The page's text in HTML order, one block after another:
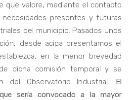
que valore, mediante el contacto
presentes y futuras
del municipio. Pasados unos
desde acipa presentamos el
en la menor brevedad
dicha comisión temporal y se
del Observatorio Industrial. El
sería convocado a la mayor